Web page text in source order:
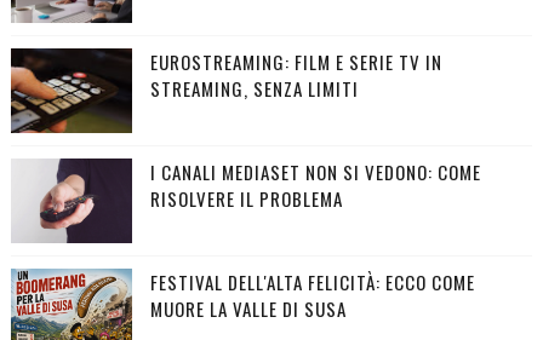
EUROSTREAMING: FILM E SERIE TV IN
STREAMING, SENZA LIMITI
I CANALI MEDIASET NON SI VEDONO: COME
RISOLVERE IL PROBLEMA
FESTIVAL DELL'ALTA FELICITÀ: ECCO COME
MUORE LA VALLE DI SUSA